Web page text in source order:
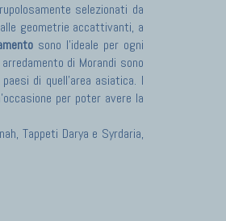
selezionati da
geometrie accattivanti, a
sono l'ideale per ogni
di Morandi sono
di quell'area asiatica. I
per poter avere la
Tappeti Darya e Syrdaria,